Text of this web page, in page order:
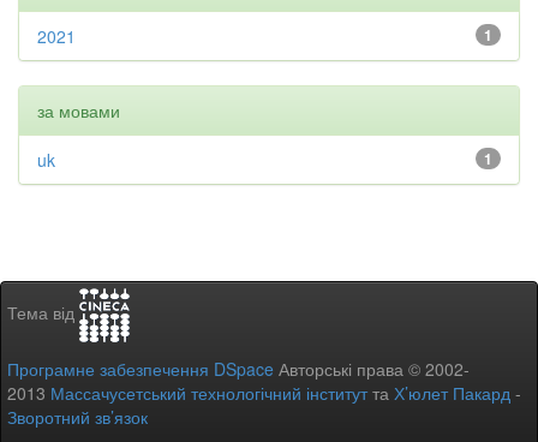
1
2021
за мовами
1
uk
Тема від
Програмне забезпечення DSpace Авторські права © 2002-
2013 Массачусетський технологічний інститутта Х’юлет Пакард -
Зворотний зв’язок